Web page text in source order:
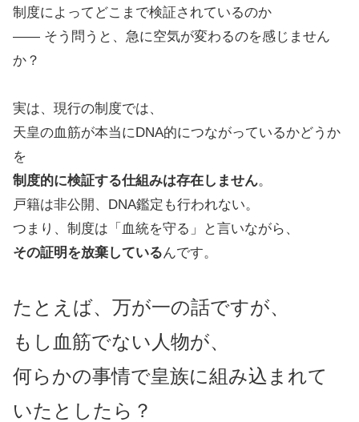
制度によってどこまで検証されているのか
―― そう問うと、急に空気が変わるのを感じません
か？
実は、現行の制度では、
天皇の血筋が本当にDNA的につながっているかどうか
を
制度的に検証する仕組みは存在しません。
戸籍は非公開、DNA鑑定も行われない。
つまり、制度は「血統を守る」と言いながら、
その証明を放棄しているんです。
たとえば、万が一の話ですが、
もし血筋でない人物が、
何らかの事情で皇族に組み込まれて
いたとしたら？